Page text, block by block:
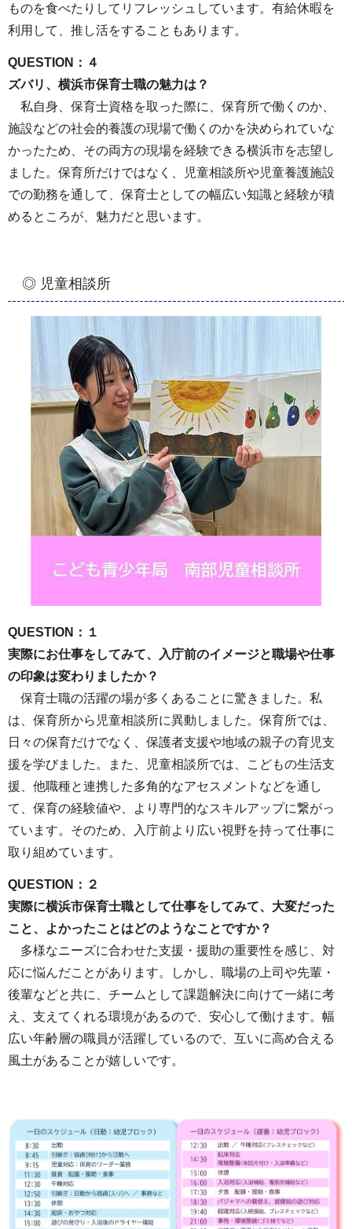
ものを食べたりしてリフレッシュしています。有給休暇を
利用して、推し活をすることもあります。
QUESTION：４
ズバリ、横浜市保育士職の魅力は？
私自身、保育士資格を取った際に、保育所で働くのか、
施設などの社会的養護の現場で働くのかを決められていな
かったため、その両方の現場を経験できる横浜市を志望し
ました。保育所だけではなく、児童相談所や児童養護施設
での勤務を通して、保育士としての幅広い知識と経験が積
めるところが、魅力だと思います。
◎ 児童相談所
QUESTION：１
実際にお仕事をしてみて、入庁前のイメージと職場や仕事
の印象は変わりましたか？
保育士職の活躍の場が多くあることに驚きました。私
は、保育所から児童相談所に異動しました。保育所では、
日々の保育だけでなく、保護者支援や地域の親子の育児支
援を学びました。また、児童相談所では、こどもの生活支
援、他職種と連携した多角的なアセスメントなどを通し
て、保育の経験値や、より専門的なスキルアップに繋がっ
ています。そのため、入庁前より広い視野を持って仕事に
取り組めています。
QUESTION：２
実際に横浜市保育士職として仕事をしてみて、大変だった
こと、よかったことはどのようなことですか？
多様なニーズに合わせた支援・援助の重要性を感じ、対
応に悩んだことがあります。しかし、職場の上司や先輩・
後輩などと共に、チームとして課題解決に向けて一緒に考
え、支えてくれる環境があるので、安心して働けます。幅
広い年齢層の職員が活躍しているので、互いに高め合える
風土があることが嬉しいです。